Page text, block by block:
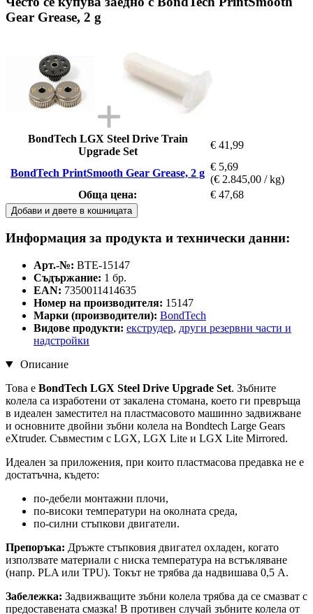
Gear Grease, 2 g
BondTech LGX Steel Drive Train
Upgrade Set
€ 41,99
BondTech PrintSmooth Gear Grease, 2 g
€ 5,69
(€ 2.845,00 / kg)
Обща цена:
€ 47,68
Добави и двете в кошницата
Информация за продукта и технически данни:
Арт.-№: BTE-15147
Съдържание: 1 бр.
EAN: 7350011414635
Номер на производителя: 15147
Марки (производители): BondTech
Видове продукти: екструдер, други резервни части и
надстройки
Описание
Това е BondTech LGX Steel Drive Upgrade Set. Зъбните
колела са изработени от закалена стомана, което ги превръща
в идеален заместител на пластмасовото машинно задвижване
и основните двойни зъбни колела на Bondtech Large Gears
eXtruder. Съвместим с LGX, LGX Lite и LGX Lite Mirrored.
Идеален за приложения, при които пластмасова предавка не е
достатъчна, където:
по-дебели монтажни плочи,
по-високи температури на околната среда,
по-силни стъпкови двигатели.
Препоръка: Дръжте стъпковия двигател охладен, когато
използвате материали с ниска температура на встъкляване
(напр. PLA или TPU). Токът не трябва да надвишава 0,5 A.
Забележка: Задвижващите зъбни колела трябва да се смазват с
предоставената смазка! В противен случай зъбните колела от